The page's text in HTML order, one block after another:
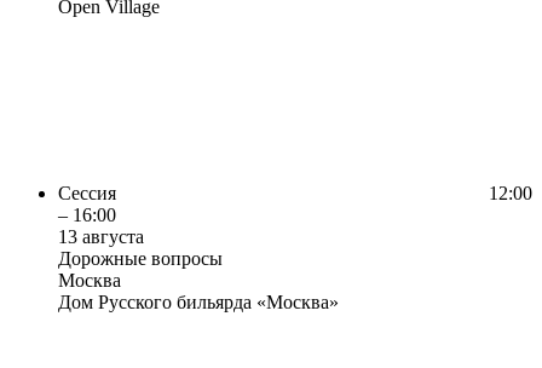
Open Village
Сессия
12:00
– 16:00
13 августа
Дорожные вопросы
Москва
Дом Русского бильярда «Москва»